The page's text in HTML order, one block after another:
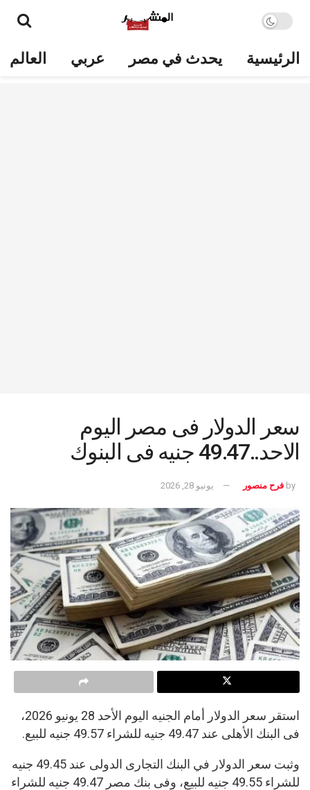
الرئيسية يحدث في مصر عربي العالم
سعر الدولار فى مصر اليوم
الاحد..49.47 جنيه فى البنوك
by فرح منصور يونيو 28, 2026
استقر سعر الدولار أمام الجنيه اليوم الأحد 28 يونيو 2026،
فى البنك الأهلى عند 49.47 جنيه للشراء 49.57 جنيه للبيع.
وثبت سعر الدولار في البنك التجارى الدولى عند 49.45 جنيه
للشراء 49.55 جنيه للبيع، وفى بنك مصر 49.47 جنيه للشراء